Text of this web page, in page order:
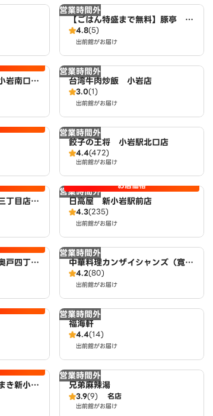
営業時間外
【ごはん特盛まで無料】豚亭 小
岩店
4.8(5)
出前館がお届け
岩南口
営業時間外
台湾牛肉炒飯 小岩店
3.0(1)
出前館がお届け
営業時間外
餃子の王将 小岩駅北口店
4.4(472)
出前館がお届け
丁目店
営業時間外 お店価格
日高屋 新小岩駅前店
4.3(235)
出前館がお届け
戸四丁目
営業時間外
中華料理カンザイシャンズ（寛窄
巷子） 小岩店
4.2(80)
出前館がお届け
営業時間外
福海軒
4.4(14)
出前館がお届け
き新小岩
営業時間外
兄弟麻辣湯
3.9(9) 名店
出前館がお届け